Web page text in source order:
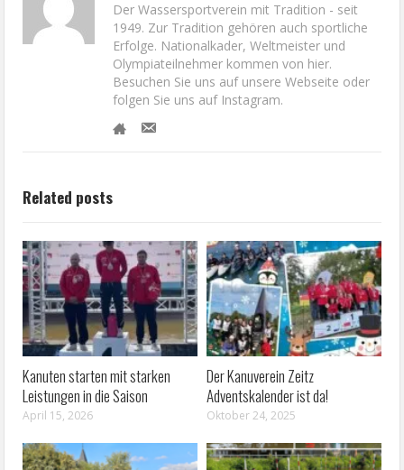
Der Wassersportverein mit Tradition - seit
1949. Zur Tradition gehören auch sportliche
Erfolge. Nationalkader, Weltmeister und
Olympiateilnehmer kommen von hier.
Besuchen Sie uns auf unsere Webseite oder
folgen Sie uns auf Instagram.
Related posts
Kanuten starten mit starken
Leistungen in die Saison
April 15, 2026
Der Kanuverein Zeitz
Adventskalender ist da!
Oktober 24, 2025